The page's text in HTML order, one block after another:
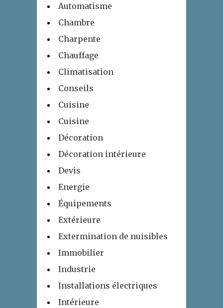
Automatisme
Chambre
Charpente
Chauffage
Climatisation
Conseils
Cuisine
Cuisine
Décoration
Décoration intérieure
Devis
Energie
Équipements
Extérieure
Extermination de nuisibles
Immobilier
Industrie
Installations électriques
Intérieure